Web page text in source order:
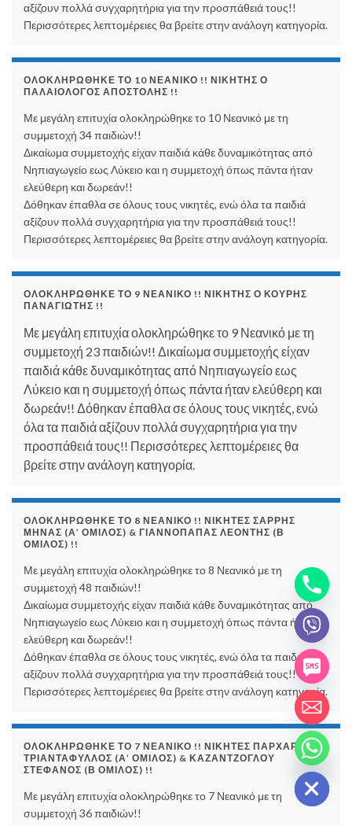
αξίζουν πολλά συγχαρητήρια για την προσπάθειά τους!!
Περισσότερες λεπτομέρειες θα βρείτε στην ανάλογη κατηγορία.
ΟΛΟΚΛΗΡΏΘΗΚΕ ΤΟ 10 ΝΕΑΝΙΚΌ !! ΝΙΚΗΤΉΣ Ο
ΠΑΛΑΙΟΛΌΓΟΣ ΑΠΟΣΤΌΛΗΣ !!
Με μεγάλη επιτυχία ολοκληρώθηκε το 10 Νεανικό με τη
συμμετοχή 34 παιδιών!!
Δικαίωμα συμμετοχής είχαν παιδιά κάθε δυναμικότητας από
Νηπιαγωγείο εως Λύκειο και η συμμετοχή όπως πάντα ήταν
ελεύθερη και δωρεάν!!
Δόθηκαν έπαθλα σε όλους τους νικητές, ενώ όλα τα παιδιά
αξίζουν πολλά συγχαρητήρια για την προσπάθειά τους!!
Περισσότερες λεπτομέρειες θα βρείτε στην ανάλογη κατηγορία.
ΟΛΟΚΛΗΡΏΘΗΚΕ ΤΟ 9 ΝΕΑΝΙΚΌ !! ΝΙΚΗΤΉΣ Ο ΚΟΥΡΉΣ
ΠΑΝΑΓΙΏΤΗΣ !!
Με μεγάλη επιτυχία ολοκληρώθηκε το 9 Νεανικό με τη
συμμετοχή 23 παιδιών!! Δικαίωμα συμμετοχής είχαν
παιδιά κάθε δυναμικότητας από Νηπιαγωγείο εως
Λύκειο και η συμμετοχή όπως πάντα ήταν ελεύθερη και
δωρεάν!! Δόθηκαν έπαθλα σε όλους τους νικητές, ενώ
όλα τα παιδιά αξίζουν πολλά συγχαρητήρια για την
προσπάθειά τους!! Περισσότερες λεπτομέρειες θα
βρείτε στην ανάλογη κατηγορία.
ΟΛΟΚΛΗΡΏΘΗΚΕ ΤΟ 8 ΝΕΑΝΙΚΌ !! ΝΙΚΗΤΈΣ ΣΑΡΡΉΣ
ΜΗΝΆΣ (Α’ ΌΜΙΛΟΣ) & ΓΙΑΝΝΌΠΑΠΑΣ ΛΕΟΝΤΉΣ (Β
ΌΜΙΛΟΣ) !!
Με μεγάλη επιτυχία ολοκληρώθηκε το 8 Νεανικό με τη
συμμετοχή 48 παιδιών!!
Δικαίωμα συμμετοχής είχαν παιδιά κάθε δυναμικότητας από
Νηπιαγωγείο εως Λύκειο και η συμμετοχή όπως πάντα ήταν
ελεύθερη και δωρεάν!!
Δόθηκαν έπαθλα σε όλους τους νικητές, ενώ όλα τα παιδιά
αξίζουν πολλά συγχαρητήρια για την προσπάθειά τους!!
Περισσότερες λεπτομέρειες θα βρείτε στην ανάλογη κατηγορία.
ΟΛΟΚΛΗΡΏΘΗΚΕ ΤΟ 7 ΝΕΑΝΙΚΌ !! ΝΙΚΗΤΈΣ ΠΑΡΧΑΡΊΔΗΣ
ΤΡΙΑΝΤΆΦΥΛΛΟΣ (Α’ ΌΜΙΛΟΣ) & ΚΑΖΑΝΤΖΌΓΛΟΥ
ΣΤΈΦΑΝΟΣ (Β ΌΜΙΛΟΣ) !!
Με μεγάλη επιτυχία ολοκληρώθηκε το 7 Νεανικό με τη
συμμετοχή 36 παιδιών!!
Hide
chaty